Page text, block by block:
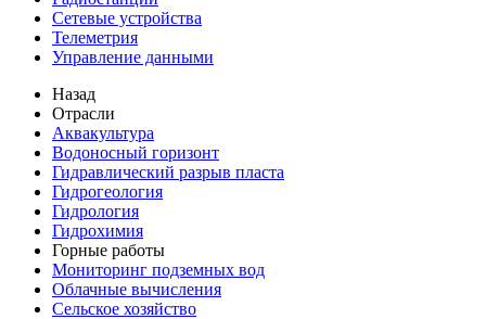
Сетевые устройства
Телеметрия
Управление данными
Назад
Отрасли
Аквакультура
Водоносный горизонт
Гидравлический разрыв пласта
Гидрогеология
Гидрология
Гидрохимия
Горные работы
Мониторинг подземных вод
Облачные вычисления
Сельское хозяйство